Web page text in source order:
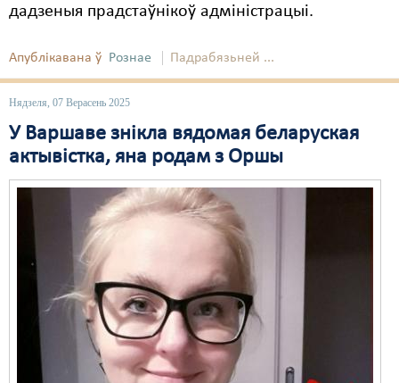
дадзеныя прадстаўнікоў адміністрацыі.
Апублікавана ў Рознае Падрабязьней ...
Нядзеля, 07 Верасень 2025
У Варшаве знікла вядомая беларуская
актывістка, яна родам з Оршы